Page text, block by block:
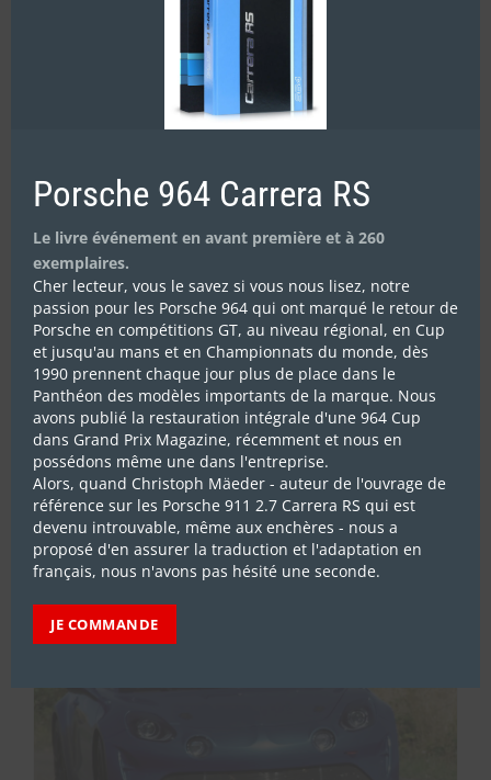
Rallyes Magazine N°295
8.90€
Ajouter au panier
Porsche 964 Carrera RS
Le livre événement en avant première et à 260
exemplaires.
Cher lecteur, vous le savez si vous nous lisez, notre
passion pour les Porsche 964 qui ont marqué le retour de
Porsche en compétitions GT, au niveau régional, en Cup
et jusqu'au mans et en Championnats du monde, dès
1990 prennent chaque jour plus de place dans le
Panthéon des modèles importants de la marque. Nous
avons publié la restauration intégrale d'une 964 Cup
dans Grand Prix Magazine, récemment et nous en
possédons même une dans l'entreprise.
Alors, quand Christoph Mäeder - auteur de l'ouvrage de
référence sur les Porsche 911 2.7 Carrera RS qui est
devenu introuvable, même aux enchères - nous a
proposé d'en assurer la traduction et l'adaptation en
français, nous n'avons pas hésité une seconde.
JE COMMANDE